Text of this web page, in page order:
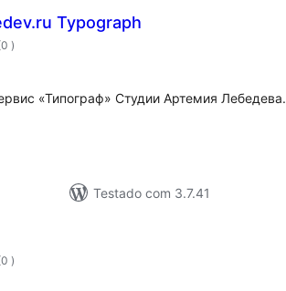
Typograph
classificações
)
«Типограф» Студии Артемия Лебедева.
Testado com 3.7.41
classificações
)